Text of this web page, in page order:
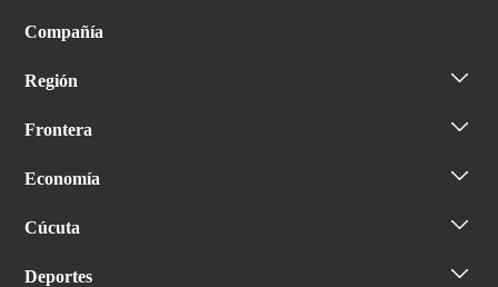
Compañía
Región
Frontera
Economía
Cúcuta
Deportes